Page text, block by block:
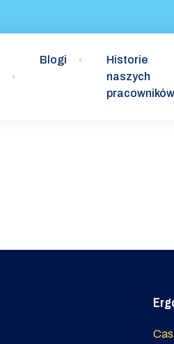
Blogi
Historie
naszych
pracowników